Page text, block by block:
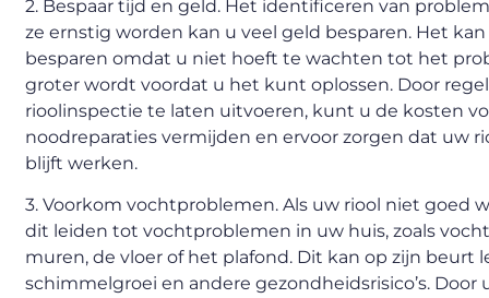
2. Bespaar tijd en geld. Het identificeren van
ze ernstig worden kan u veel geld besparen. Het
besparen omdat u niet hoeft te wachten tot het
groter wordt voordat u het kunt oplossen. Door
rioolinspectie te laten uitvoeren, kunt u de kosten
noodreparaties vermijden en ervoor zorgen dat uw
blijft werken.
3. Voorkom vochtproblemen. Als uw riool niet goed
dit leiden tot vochtproblemen in uw huis, zoals
muren, de vloer of het plafond. Dit kan op zijn beurt
schimmelgroei en andere gezondheidsrisico’s. Door